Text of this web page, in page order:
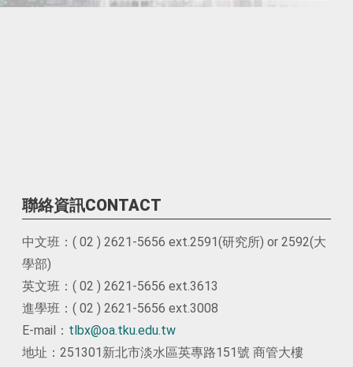
聯絡資訊CONTACT
中文班：( 02 ) 2621-5656 ext.2591(研究所) or 2592(大
學部)
英文班：( 02 ) 2621-5656 ext.3613
進學班：( 02 ) 2621-5656 ext.3008
E-mail： tlbx@oa.tku.edu.tw
地址：251301新北市淡水區英專路151號 商管大樓